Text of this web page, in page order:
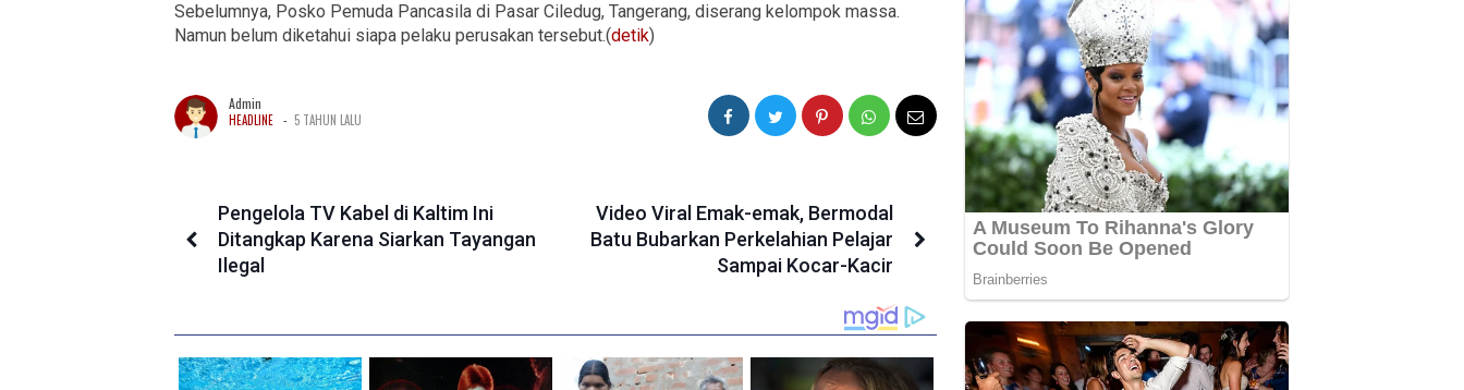
Sebelumnya, Posko Pemuda Pancasila di Pasar Ciledug, Tangerang, diserang kelompok massa.
Namun belum diketahui siapa pelaku perusakan tersebut.(detik)
Admin
HEADLINE - 5 TAHUN LALU
Pengelola TV Kabel di Kaltim Ini
Ditangkap Karena Siarkan Tayangan
Ilegal
Video Viral Emak-emak, Bermodal
Batu Bubarkan Perkelahian Pelajar
Sampai Kocar-Kacir